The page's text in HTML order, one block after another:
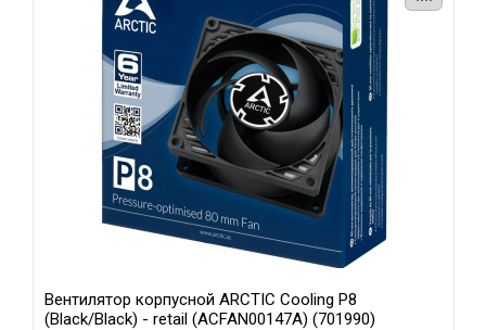
Вентилятор корпусной ARCTIC Cooling P8
(Black/Black) - retail (ACFAN00147A) (701990)